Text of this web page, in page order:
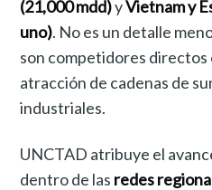
(21,000 mdd)yVietnam y
uno). No es un detalle
son competidores directos
atracción de cadenas de
industriales.
UNCTAD atribuye el
dentro de las redes